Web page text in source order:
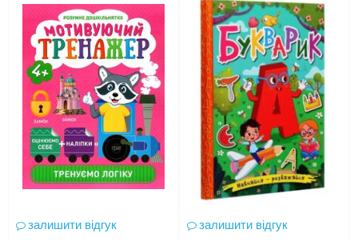
залишити відгук залишити відгук